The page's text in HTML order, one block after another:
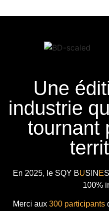
Une
industrie
tournant
En 2025, le SQY BUSIN E
100%
Merci aux 300 participants